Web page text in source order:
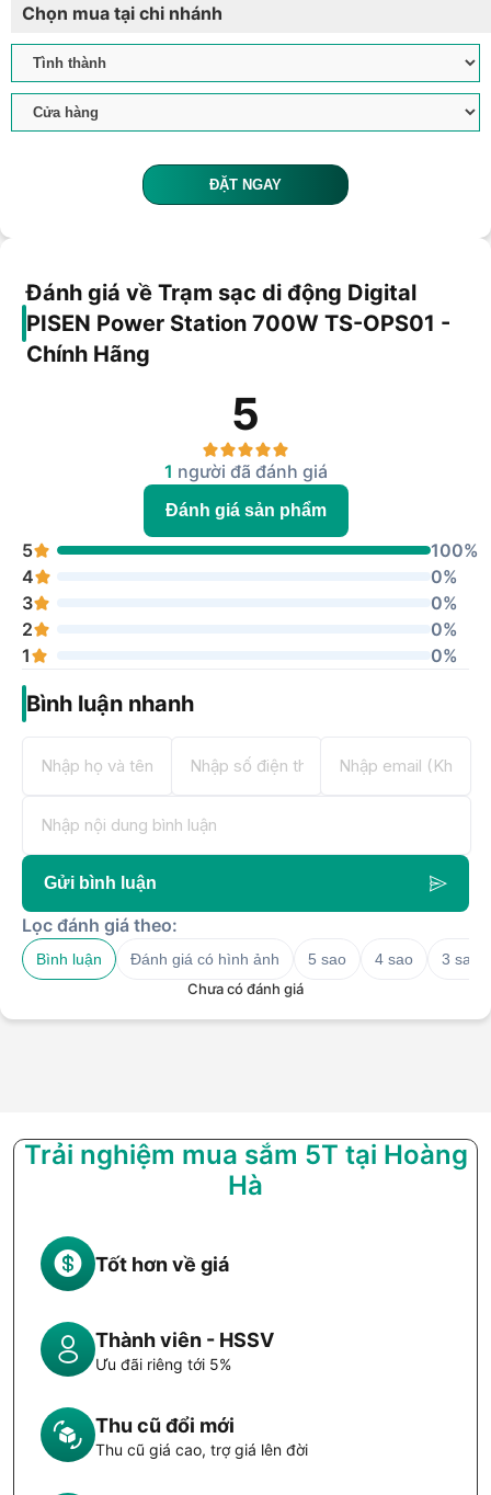
Chọn mua tại chi nhánh
ĐẶT NGAY
Đánh giá về Trạm sạc di động Digital
PISEN Power Station 700W TS-OPS01 -
Chính Hãng
5
1 người đã đánh giá
Đánh giá sản phẩm
5
100%
4
0%
3
0%
2
0%
1
0%
Bình luận nhanh
Gửi bình luận
Lọc đánh giá theo:
Bình luận Đánh giá có hình ảnh 5 sao 4 sao
3 sao
Chưa có đánh giá
Trải nghiệm mua sắm 5T tại Hoàng
Hà
Tốt hơn về giá
Thành viên - HSSV
Ưu đãi riêng tới 5%
Thu cũ đổi mới
Thu cũ giá cao, trợ giá lên đời